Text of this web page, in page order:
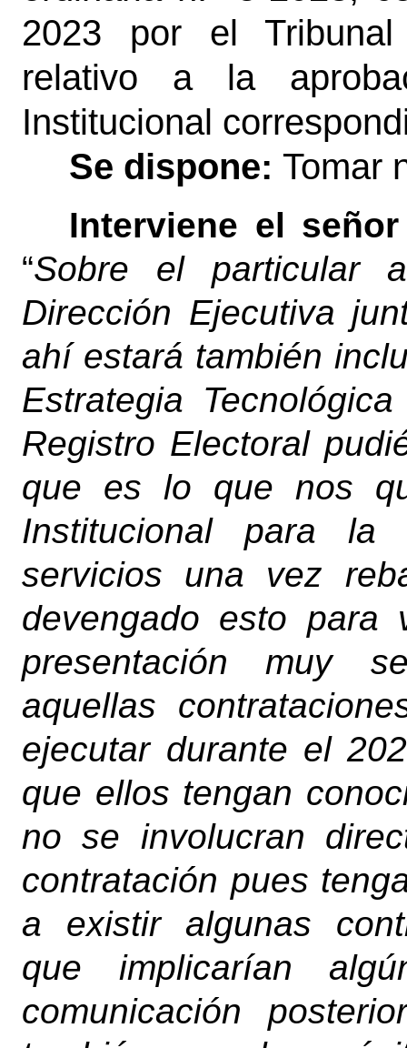
2023 por el Tribunal
relativo a la
Institucional
Se dispone:Tomar
Interviene el
“Sobre el particular
Dirección Ejecutiva
ahí estará también
Estrategia
Registro Electoral
que es lo que nos
Institucional para
servicios una vez
devengado esto para
presentación muy
aquellas
ejecutar durante el
que ellos tengan
no se involucran
contratación pues
a existir algunas
que implicarían
comunicación